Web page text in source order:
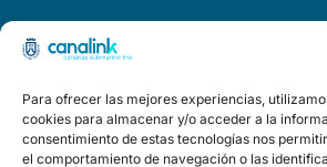
Para ofrecer las mejores experiencias,
cookies para almacenar y/o acceder a la
consentimiento de estas tecnologías nos
el comportamiento de navegación o las
Empleo
FAQs
O&M
Capacidad
Housing
Proyectos
Morocco
El Hierro
Políticas